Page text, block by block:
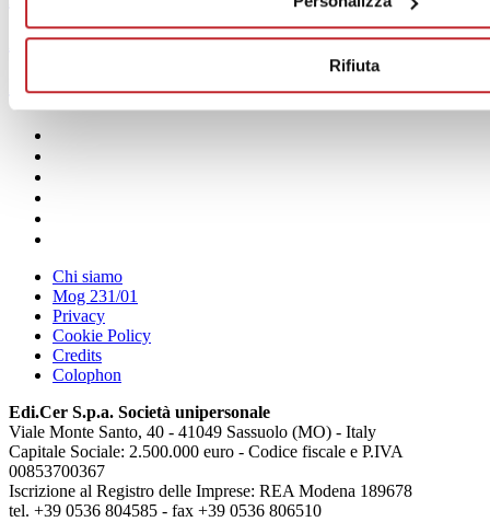
Rifiuta
Abbonamento Gratuito >
MediaKit >
Chi siamo
Mog 231/01
Privacy
Cookie Policy
Credits
Colophon
Edi.Cer S.p.a. Società unipersonale
Viale Monte Santo, 40 - 41049 Sassuolo (MO) - Italy
Capitale Sociale: 2.500.000 euro - Codice fiscale e P.IVA
00853700367
Iscrizione al Registro delle Imprese: REA Modena 189678
tel. +39 0536 804585 - fax +39 0536 806510